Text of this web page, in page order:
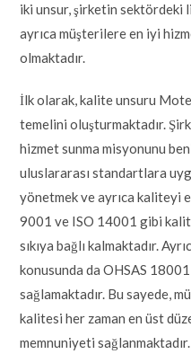
iki unsur, şirketin sektördeki
ayrıca müşterilere en iyi
olmaktadır.
İlk olarak, kalite unsuru
temelini oluşturmaktadır.
hizmet sunma misyonunu
uluslararası standartlara
yönetmek ve ayrıca kaliteyi
9001 ve ISO 14001 gibi
sıkıya bağlı kalmaktadır.
konusunda da OHSAS
sağlamaktadır. Bu sayede,
kalitesi her zaman en üst
memnuniyeti sağlanmaktadır.